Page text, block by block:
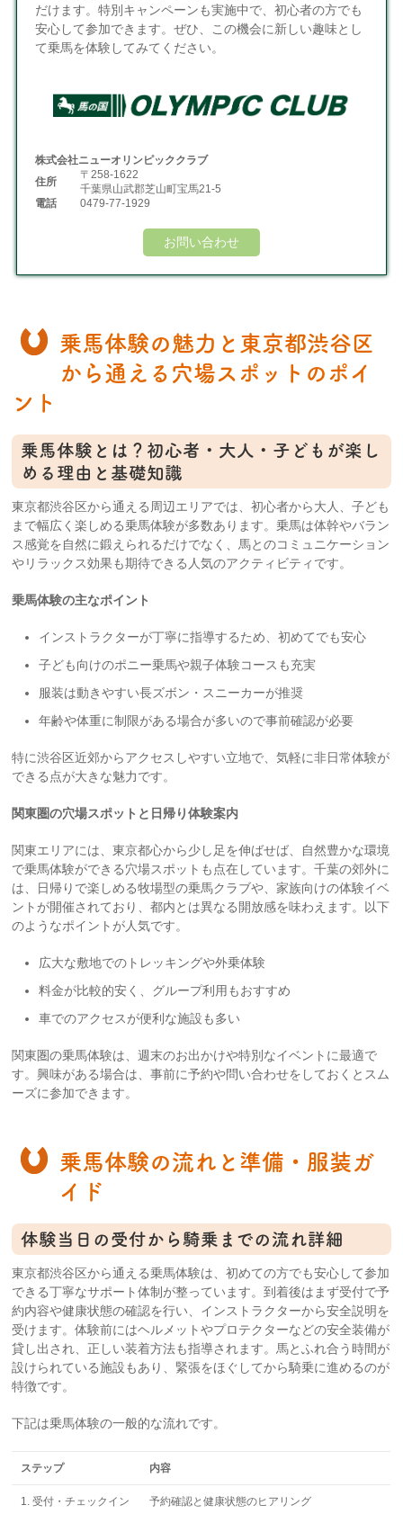
だけます。特別キャンペーンも実施中で、初心者の方でも
安心して参加できます。ぜひ、この機会に新しい趣味とし
て乗馬を体験してみてください。
株式会社ニューオリンピッククラブ
住所
〒258-1622
千葉県山武郡芝山町宝馬21-5
電話
0479-77-1929
お問い合わせ
乗馬体験の魅力と東京都渋谷区
から通える穴場スポットのポイ
ント
乗馬体験とは？初心者・大人・子どもが楽し
める理由と基礎知識
東京都渋谷区から通える周辺エリアでは、初心者から大人、子ども
まで幅広く楽しめる乗馬体験が多数あります。乗馬は体幹やバラン
ス感覚を自然に鍛えられるだけでなく、馬とのコミュニケーション
やリラックス効果も期待できる人気のアクティビティです。
乗馬体験の主なポイント
インストラクターが丁寧に指導するため、初めてでも安心
子ども向けのポニー乗馬や親子体験コースも充実
服装は動きやすい長ズボン・スニーカーが推奨
年齢や体重に制限がある場合が多いので事前確認が必要
特に渋谷区近郊からアクセスしやすい立地で、気軽に非日常体験が
できる点が大きな魅力です。
関東圏の穴場スポットと日帰り体験案内
関東エリアには、東京都心から少し足を伸ばせば、自然豊かな環境
で乗馬体験ができる穴場スポットも点在しています。千葉の郊外に
は、日帰りで楽しめる牧場型の乗馬クラブや、家族向けの体験イベ
ントが開催されており、都内とは異なる開放感を味わえます。以下
のようなポイントが人気です。
広大な敷地でのトレッキングや外乗体験
料金が比較的安く、グループ利用もおすすめ
車でのアクセスが便利な施設も多い
関東圏の乗馬体験は、週末のお出かけや特別なイベントに最適で
す。興味がある場合は、事前に予約や問い合わせをしておくとスム
ーズに参加できます。
乗馬体験の流れと準備・服装ガ
イド
体験当日の受付から騎乗までの流れ詳細
東京都渋谷区から通える乗馬体験は、初めての方でも安心して参加
できる丁寧なサポート体制が整っています。到着後はまず受付で予
約内容や健康状態の確認を行い、インストラクターから安全説明を
受けます。体験前にはヘルメットやプロテクターなどの安全装備が
貸し出され、正しい装着方法も指導されます。馬とふれ合う時間が
設けられている施設もあり、緊張をほぐしてから騎乗に進めるのが
特徴です。
下記は乗馬体験の一般的な流れです。
ステップ 内容
1. 受付・チェックイン 予約確認と健康状態のヒアリング